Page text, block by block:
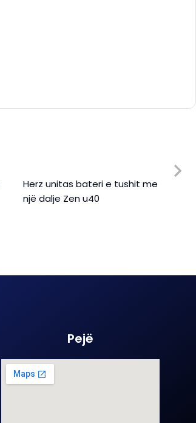
Herz unitas bateri e tushit me
një dalje Zen u40
Pejë